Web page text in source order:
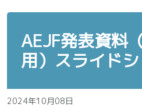
AEJF発表資料
用）スライド
2024年10月08日